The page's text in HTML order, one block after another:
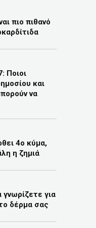
πιο πιθανό
Ποιοι
και
να
4ο κύμα,
η ζημιά
για
δέρμα σας